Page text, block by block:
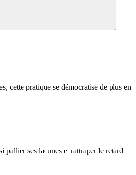
cette pratique se démocratise de plus en
pallier ses lacunes et rattraper le retard